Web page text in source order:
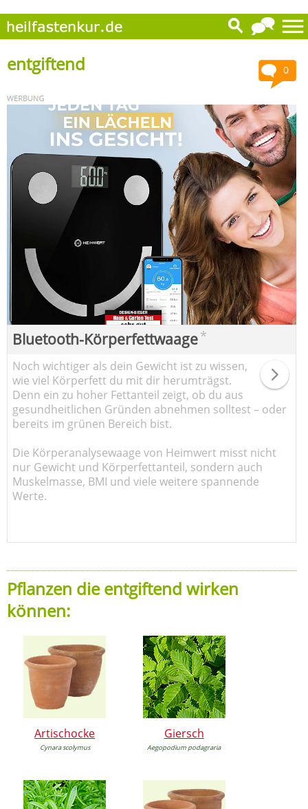
0
entgiftend
Bluetooth-Körperfettwaage*
Noch wichtiger als dein Gewicht ist zu wissen,
wie viel Körperfett du mit dir herumträgst.
Denn ein zu hoher Fettanteil zeigt, ob du aus
gesundheitlichen Gründen abnehmen solltest – oder
bereits im grünen Bereich bist.
Die Körperanalysewaage von Heimwert misst nicht
nur Gewicht und Körperfettanteil, sondern auch
Muskelmasse, BMI und viele weitere spannende
Werte.
Pflanzen die entgiftend wirken
können:
Artischocke
Cynara scolymus
Giersch
Aegopodium podagraria